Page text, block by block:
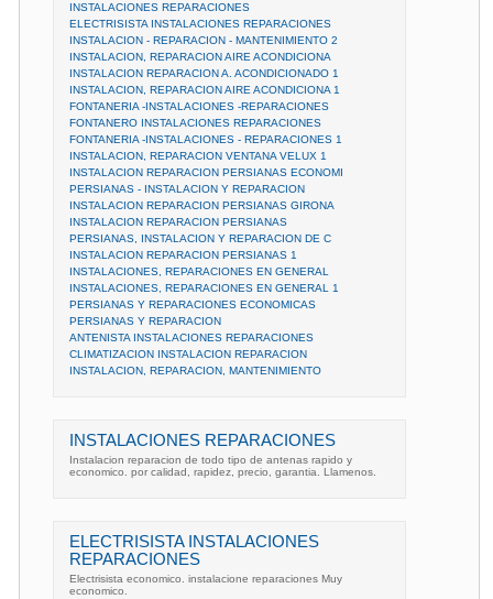
INSTALACIONES REPARACIONES
ELECTRISISTA INSTALACIONES REPARACIONES
INSTALACION - REPARACION - MANTENIMIENTO 2
INSTALACION, REPARACION AIRE ACONDICIONA
INSTALACION REPARACION A. ACONDICIONADO 1
INSTALACION, REPARACION AIRE ACONDICIONA 1
FONTANERIA -INSTALACIONES -REPARACIONES
FONTANERO INSTALACIONES REPARACIONES
FONTANERIA -INSTALACIONES - REPARACIONES 1
INSTALACION, REPARACION VENTANA VELUX 1
INSTALACION REPARACION PERSIANAS ECONOMI
PERSIANAS - INSTALACION Y REPARACION
INSTALACION REPARACION PERSIANAS GIRONA
INSTALACION REPARACION PERSIANAS
PERSIANAS, INSTALACION Y REPARACION DE C
INSTALACION REPARACION PERSIANAS 1
INSTALACIONES, REPARACIONES EN GENERAL
INSTALACIONES, REPARACIONES EN GENERAL 1
PERSIANAS Y REPARACIONES ECONOMICAS
PERSIANAS Y REPARACION
ANTENISTA INSTALACIONES REPARACIONES
CLIMATIZACION INSTALACION REPARACION
INSTALACION, REPARACION, MANTENIMIENTO
INSTALACIONES REPARACIONES
Instalacion reparacion de todo tipo de antenas rapido y
economico. por calidad, rapidez, precio, garantia. Llamenos.
ELECTRISISTA INSTALACIONES
REPARACIONES
Electrisista economico. instalacione reparaciones Muy
economico.